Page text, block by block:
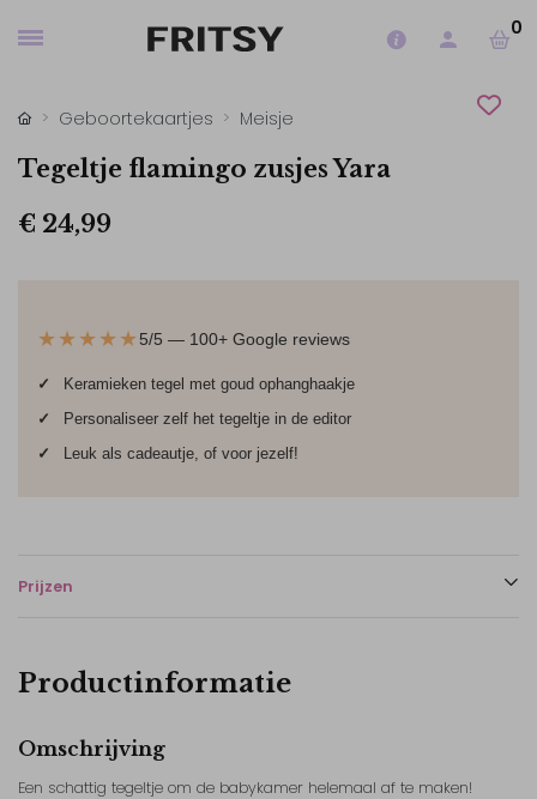
0
Geboortekaartjes Meisje
Tegeltje flamingo zusjes Yara
€ 24,99
★★★★★5/5 — 100+ Google reviews
✓
Keramieken tegel met goud ophanghaakje
✓
Personaliseer zelf het tegeltje in de editor
✓
Leuk als cadeautje, of voor jezelf!
Prijzen
Productinformatie
Omschrijving
Een schattig tegeltje om de babykamer helemaal af te maken!